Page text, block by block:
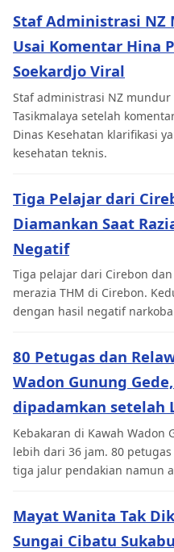
Staf Administrasi
Usai Komentar Hina
Soekardjo Viral
Staf administrasi NZ mundur
Tasikmalaya setelah
Dinas Kesehatan klarifikasi
kesehatan teknis.
Tiga Pelajar dari
Diamankan Saat
Negatif
Tiga pelajar dari Cirebon
merazia THM di Cirebon.
dengan hasil negatif
80 Petugas dan
Wadon Gunung
dipadamkan setelah
Kebakaran di Kawah Wadon
lebih dari 36 jam. 80
tiga jalur pendakian namun
Mayat Wanita Tak
Sungai Cibatu